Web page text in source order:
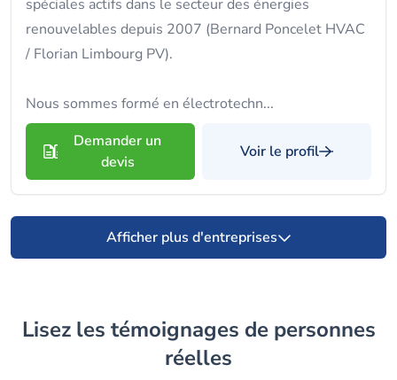
spéciales actifs dans le secteur des énergies
renouvelables depuis 2007 (Bernard Poncelet HVAC
/ Florian Limbourg PV).
Nous sommes formé en électrotechn...
Demander un
devis
Voir le profil
Afficher plus d'entreprises
Lisez les témoignages de personnes
réelles